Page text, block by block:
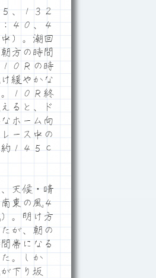
、１３２
４０、４
）。潮回
方の時間
０Ｒの時
緩やかな
１０Ｒ終
ると、ド
ホーム向
ース中の
１４５ｃ
天候・晴
東の風４
。明け方
が、朝の
帯になる
。しか
下り坂